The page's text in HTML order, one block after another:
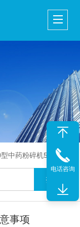
药粉碎机5大使用注意事项
事项
电话咨询